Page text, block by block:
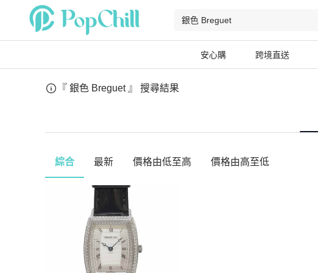
安心購 跨境直送
『 銀色 Breguet 』 搜尋結果
綜合 最新 價格由低至高 價格由高至低